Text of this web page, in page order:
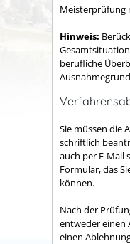
Meisterprüfung
Hinweis:
berufliche
Sie müssen die
schriftlich
auch per E-Mail
Formular, das
können.
Nach der
entweder einen
einen